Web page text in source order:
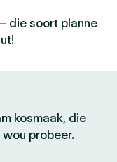
die soort planne
kosmaak, die
probeer.